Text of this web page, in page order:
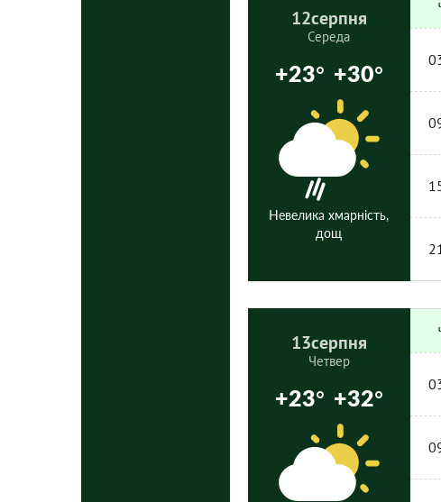
12серпня
Середа
+23° +30°
Невелика хмарність,
дощ
13серпня
Четвер
+23° +32°